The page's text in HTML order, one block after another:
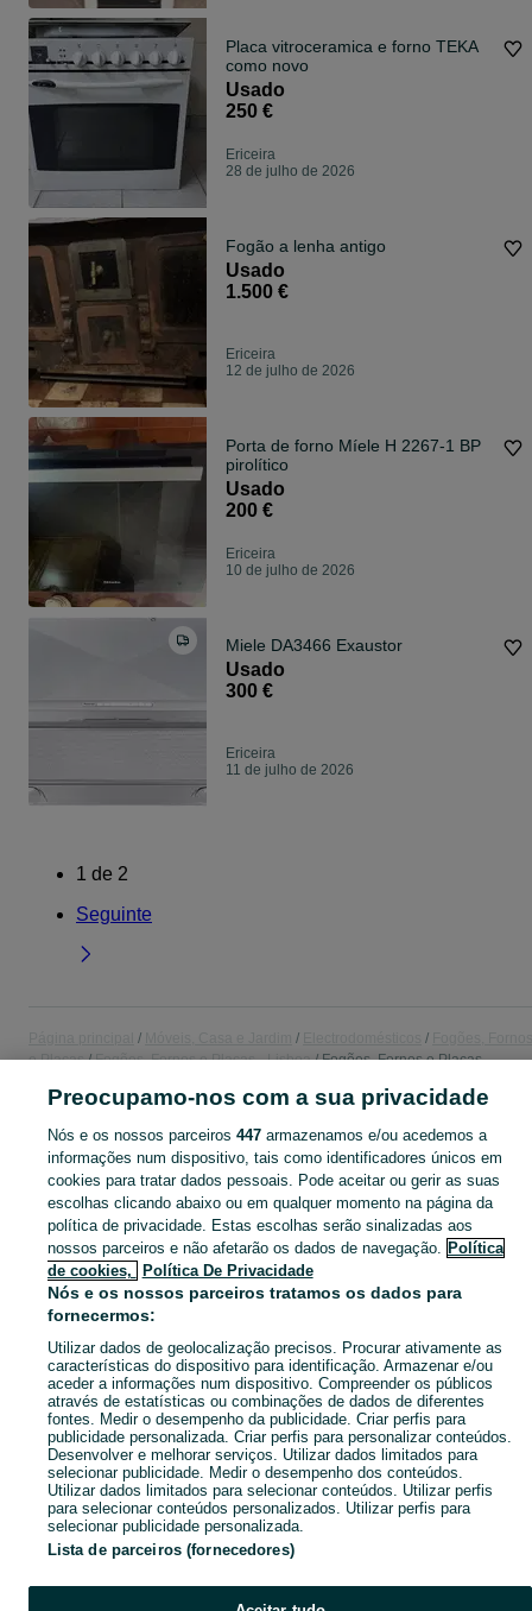
Placa vitroceramica e forno TEKA
como novo
Usado
250 €
Ericeira
28 de julho de 2026
Fogão a lenha antigo
Usado
1.500 €
Ericeira
12 de julho de 2026
Porta de forno Míele H 2267-1 BP
pirolítico
Usado
200 €
Ericeira
10 de julho de 2026
Miele DA3466 Exaustor
Usado
300 €
Ericeira
11 de julho de 2026
1 de 2
Seguinte
e Placas
Fogões, Fornos e Placas - Lisboa
Fogões, Fornos e Placas -
CATEGORIA
Navegue pelos últimos anúncios de Fogões, Fornos e Placas em Ericeira no OLX Portugal. Compre e venda produtos locais com facilidade e segurança. Mostrar
Mapa do site
Mapa das freguesias
Mapa de mini-sites
Pesquisas populares
Preocupamo-nos com a sua privacidade
Nós e os nossos parceiros 447armazenamos e/ou acedemos a
informações num dispositivo, tais como identificadores únicos em
cookies para tratar dados pessoais. Pode aceitar ou gerir as suas
escolhas clicando abaixo ou em qualquer momento na página da
política de privacidade. Estas escolhas serão sinalizadas aos
nossos parceiros e não afetarão os dados de navegação. Política
de cookies,
Política De Privacidade
Nós e os nossos parceiros tratamos os dados para
fornecermos:
Utilizar dados de geolocalização precisos. Procurar ativamente as
características do dispositivo para identificação. Armazenar e/ou
aceder a informações num dispositivo. Compreender os públicos
através de estatísticas ou combinações de dados de diferentes
fontes. Medir o desempenho da publicidade. Criar perfis para
publicidade personalizada. Criar perfis para personalizar conteúdos.
Desenvolver e melhorar serviços. Utilizar dados limitados para
selecionar publicidade. Medir o desempenho dos conteúdos.
Utilizar dados limitados para selecionar conteúdos. Utilizar perfis
para selecionar conteúdos personalizados. Utilizar perfis para
selecionar publicidade personalizada.
Lista de parceiros (fornecedores)